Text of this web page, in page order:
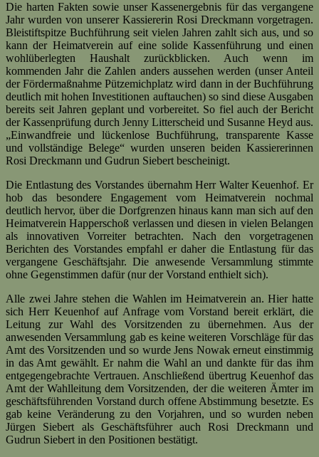
Die harten Fakten sowie unser Kassenergebnis für das vergangene
Jahr wurden von unserer Kassiererin Rosi Dreckmann vorgetragen.
Bleistiftspitze Buchführung seit vielen Jahren zahlt sich aus, und so
kann der Heimatverein auf eine solide Kassenführung und einen
wohlüberlegten Haushalt zurückblicken. Auch wenn im
kommenden Jahr die Zahlen anders aussehen werden (unser Anteil
der Fördermaßnahme Pützemichplatz wird dann in der Buchführung
deutlich mit hohen Investitionen auftauchen) so sind diese Ausgaben
bereits seit Jahren geplant und vorbereitet. So fiel auch der Bericht
der Kassenprüfung durch Jenny Litterscheid und Susanne Heyd aus.
„Einwandfreie und lückenlose Buchführung, transparente Kasse
und vollständige Belege“ wurden unseren beiden Kassiererinnen
Rosi Dreckmann und Gudrun Siebert bescheinigt.
Die Entlastung des Vorstandes übernahm Herr Walter Keuenhof. Er
hob das besondere Engagement vom Heimatverein nochmal
deutlich hervor, über die Dorfgrenzen hinaus kann man sich auf den
Heimatverein Happerschoß verlassen und diesen in vielen Belangen
als innovativen Vorreiter betrachten. Nach den vorgetragenen
Berichten des Vorstandes empfahl er daher die Entlastung für das
vergangene Geschäftsjahr. Die anwesende Versammlung stimmte
ohne Gegenstimmen dafür (nur der Vorstand enthielt sich).
Alle zwei Jahre stehen die Wahlen im Heimatverein an. Hier hatte
sich Herr Keuenhof auf Anfrage vom Vorstand bereit erklärt, die
Leitung zur Wahl des Vorsitzenden zu übernehmen. Aus der
anwesenden Versammlung gab es keine weiteren Vorschläge für das
Amt des Vorsitzenden und so wurde Jens Nowak erneut einstimmig
in das Amt gewählt. Er nahm die Wahl an und dankte für das ihm
entgegengebrachte Vertrauen. Anschließend übertrug Keuenhof das
Amt der Wahlleitung dem Vorsitzenden, der die weiteren Ämter im
geschäftsführenden Vorstand durch offene Abstimmung besetzte. Es
gab keine Veränderung zu den Vorjahren, und so wurden neben
Jürgen Siebert als Geschäftsführer auch Rosi Dreckmann und
Gudrun Siebert in den Positionen bestätigt.